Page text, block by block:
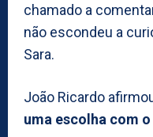
chamado a
não escondeu a
Sara.
João Ricardo
uma escolha com